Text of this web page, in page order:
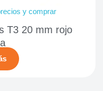
y comprar
T3 20 mm rojo